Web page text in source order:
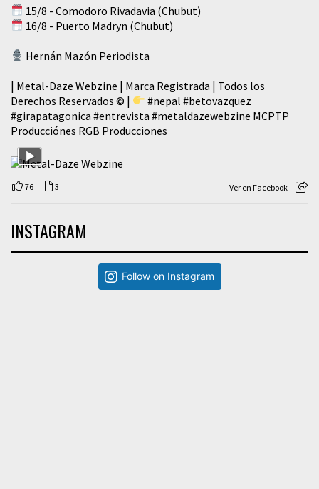
15/8 - Comodoro Rivadavia (Chubut)
16/8 - Puerto Madryn (Chubut)
Hernán Mazón Periodista
| Metal-Daze Webzine | Marca Registrada | Todos los
Derechos Reservados © |
#nepal #betovazquez
#girapatagonica #entrevista #metaldazewebzine MCPTP
Producciónes RGB Producciones
76 3 Ver en Facebook
INSTAGRAM
Follow on Instagram